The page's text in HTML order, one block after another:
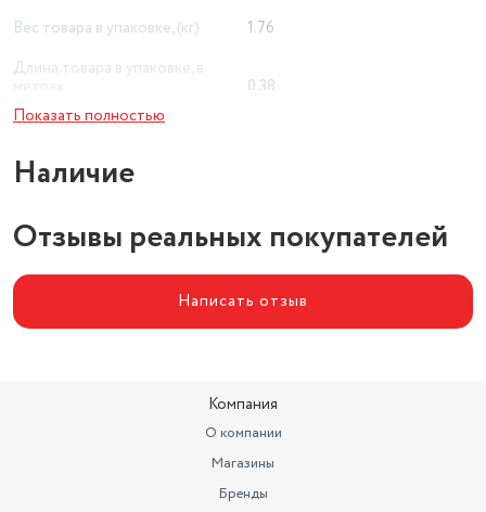
Вес товара в упаковке, (кг)
1.76
Длина товара в упаковке, в
0.38
Ширина товара в упаковке, в
Высота товара в упаковке, в
Объем товара в упаковке, в
Показать полностью
Наличие
Отзывы реальных покупателей
Написать отзыв
Компания
О компании
Магазины
Бренды